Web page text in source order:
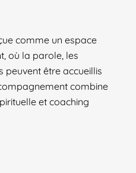
comme un espace
où la parole, les
peuvent être accueillis
combine
et coaching